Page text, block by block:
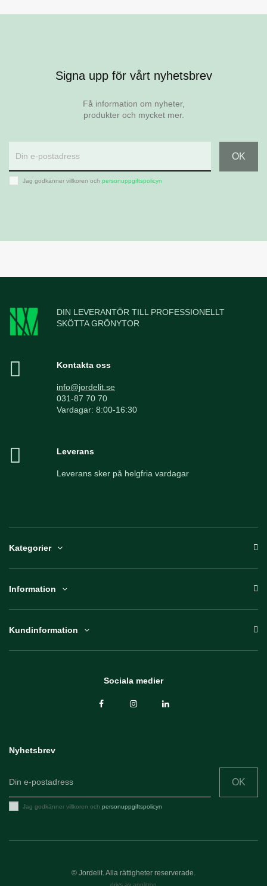
Signa upp för vårt nyhetsbrev
Få information om nyheter,
produkter och mycket mer.
Jag godkänner villkoren och personuppgiftspolicyn
DIN LEVERANTÖR TILL PROFESSIONELLT
SKÖTTA GRÖNYTOR
Kontakta oss
info@jordelit.se
031-87 70 70
Vardagar: 8:00-16:30
Leverans
Leverans sker på helgfria vardagar
Kategorier
Information
Kundinformation
Sociala medier
Nyhetsbrev
OK
Jag godkänner villkoren och personuppgiftspolicyn
© Jordelit. Alla rättigheter reserverade.
drivs av applitron